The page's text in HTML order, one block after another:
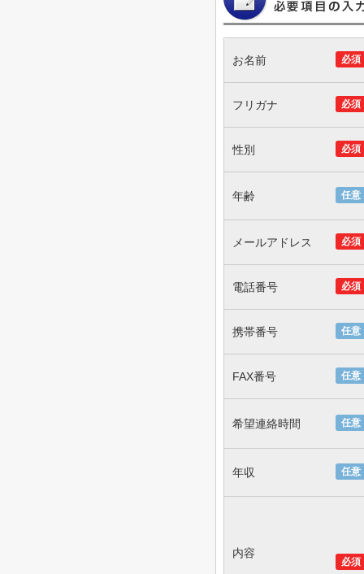
必須
お名前
必須
フリガナ
必須
性別
任意
年齢
必須
メールアドレス
必須
電話番号
任意
携帯番号
任意
FAX番号
任意
希望連絡時間
任意
年収
必須
内容